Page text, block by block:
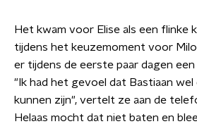
Het kwam voor Elise als een flinke
tijdens het keuzemoment voor
er tijdens de eerste paar dagen
"Ik had het gevoel dat Bastiaan
kunnen zijn", vertelt ze aan de
Helaas mocht dat niet baten en